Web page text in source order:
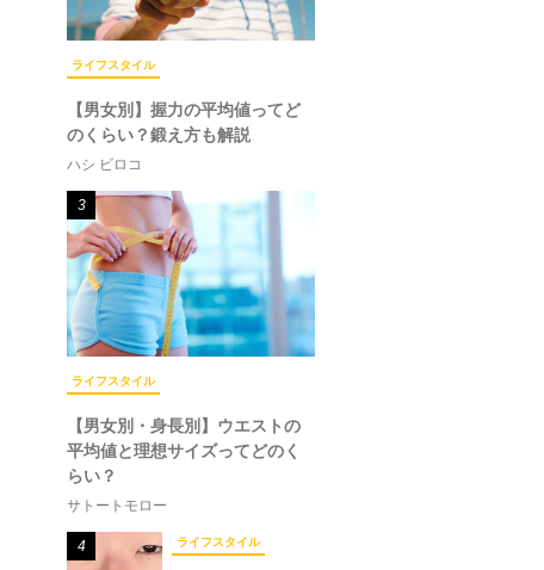
ライフスタイル
【男女別】握力の平均値ってど
のくらい？鍛え方も解説
ハシ ビロコ
3
ライフスタイル
【男女別・身長別】ウエストの
平均値と理想サイズってどのく
らい？
サトートモロー
4 ライフスタイル